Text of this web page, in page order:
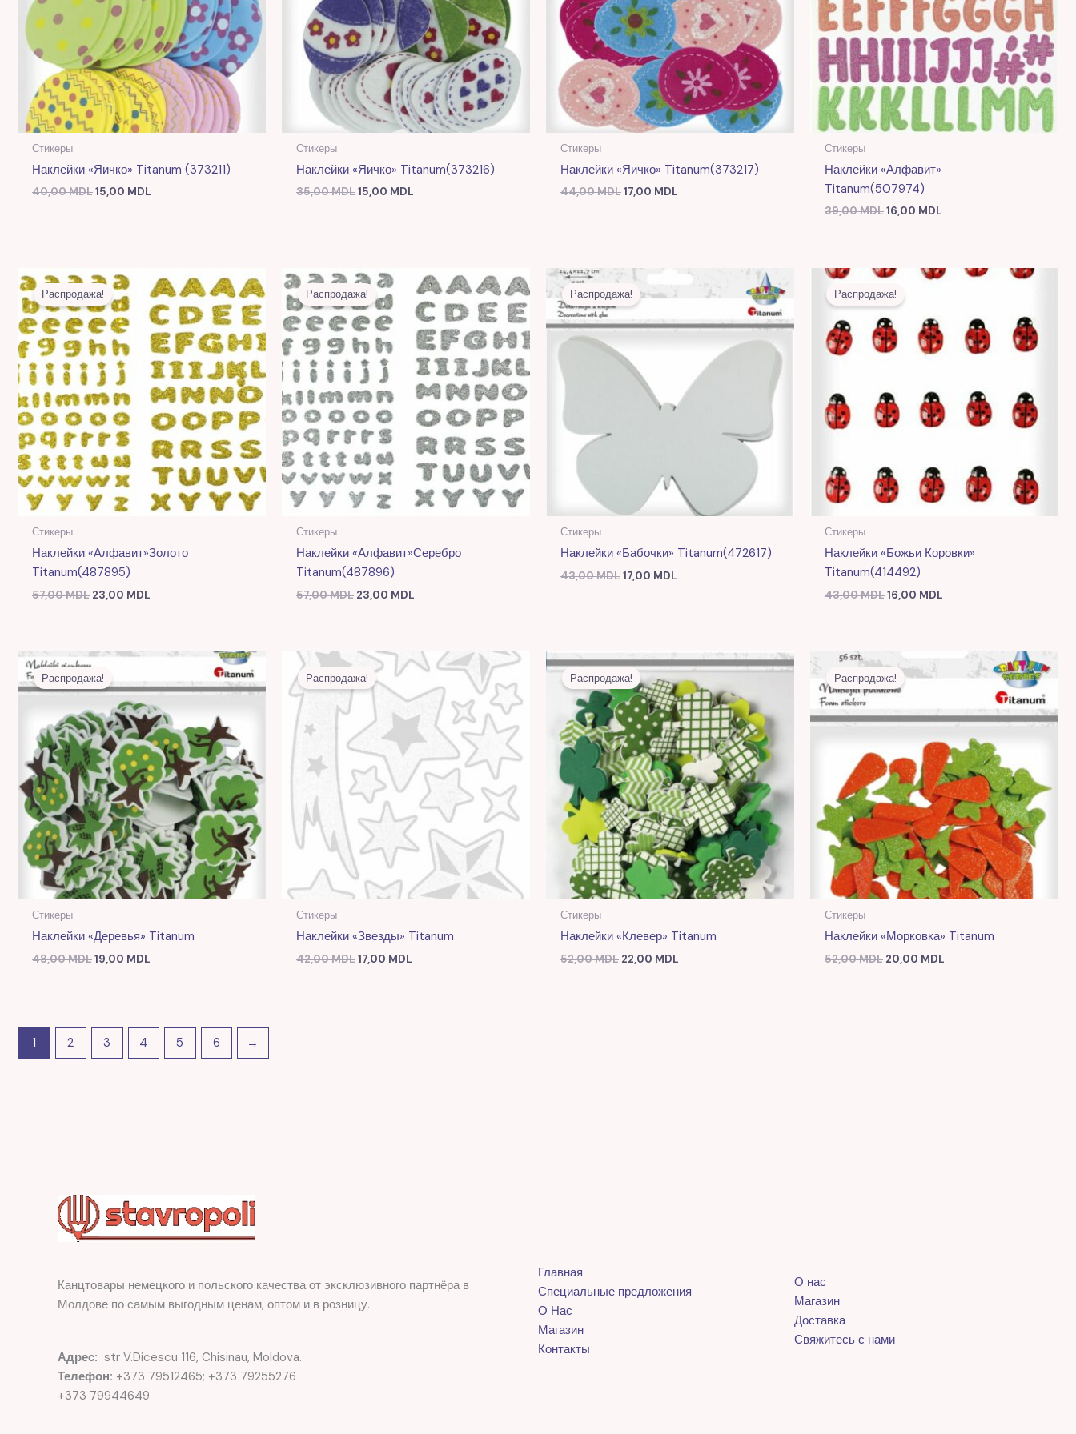
Стикеры
Наклейки «Яичко» Titanum (373211)
40,00MDL15,00 MDL
Стикеры
Наклейки «Яичко» Titanum(373216)
35,00MDL15,00 MDL
Стикеры
Наклейки «Яичко» Titanum(373217)
44,00MDL17,00 MDL
Стикеры
Наклейки «Алфавит»
Titanum(507974)
39,00MDL16,00 MDL
Распродажа!
Стикеры
Наклейки «Алфавит»золото
Titanum(487895)
57,00MDL
Первоначальная
цена
составляла
57,00 MDL.
23,00 MDL
Текущая
цена:
23,00 MDL.
Распродажа!
Стикеры
Наклейки «Алфавит»серебро
Titanum(487896)
57,00MDL
Первоначальная
цена
составляла
57,00 MDL.
23,00 MDL
Текущая
цена:
23,00 MDL.
Распродажа!
Стикеры
Наклейки «Бабочки» Titanum(472617)
43,00MDL
Первоначальная
цена
составляла
17,00 MDL
Текущая
17,00 MDL.
Распродажа!
Стикеры
Наклейки «Божьи Коровки»
Titanum(414492)
43,00MDL
Первоначальная
цена
составляла
43,00 MDL.
16,00 MDL
Текущая
Распродажа!
Стикеры
Наклейки «Деревья» Titanum
48,00MDL
Первоначальная
цена
составляла
48,00 MDL.
19,00 MDL
Текущая
19,00 MDL.
Распродажа!
Стикеры
Наклейки «Звезды» Titanum
42,00MDL
Первоначальная
цена
составляла
42,00 MDL.
17,00 MDL
Текущая
цена:
17,00 MDL.
Распродажа!
Стикеры
Наклейки «Клевер» Titanum
52,00MDL
Первоначальная
цена
составляла
52,00 MDL.
22,00 MDL
Текущая
цена:
22,00 MDL.
Распродажа!
Стикеры
Наклейки «Морковка» Titanum
52,00MDL
Первоначальная
цена
составляла
52,00 MDL.
20,00 MDL
Текущая
цена:
20,00 MDL.
1 2 3 4 5 6 →
Канцтовары немецкого и польского качества от эксклюзивного партнёра в
Молдове по самым выгодным ценам, оптом и в розницу.
Адрес: str V.Dicescu 116, Chisinau, Moldova.
Телефон: +373 79512465; +373 79255276
+373 79944649
Главная
Специальные предложения
О Нас
Магазин
Контакты
О нас
Магазин
Доставка
Свяжитесь с нами